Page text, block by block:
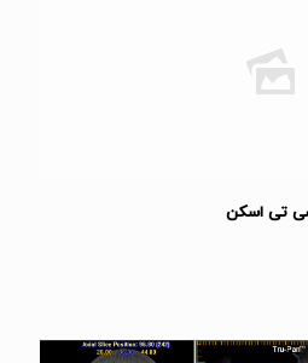
تی اسکن